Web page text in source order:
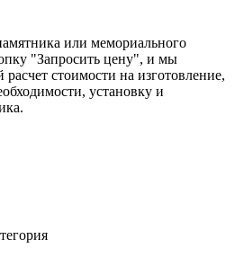
или мемориального
"Запросить цену", и мы
стоимости на изготовление,
установку и